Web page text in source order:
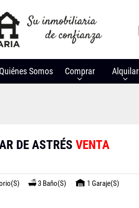
Quiénes Somos Comprar Alquilar
DE ASTRÉSVENTA
3 Baño(s) 1 Garaje(s)